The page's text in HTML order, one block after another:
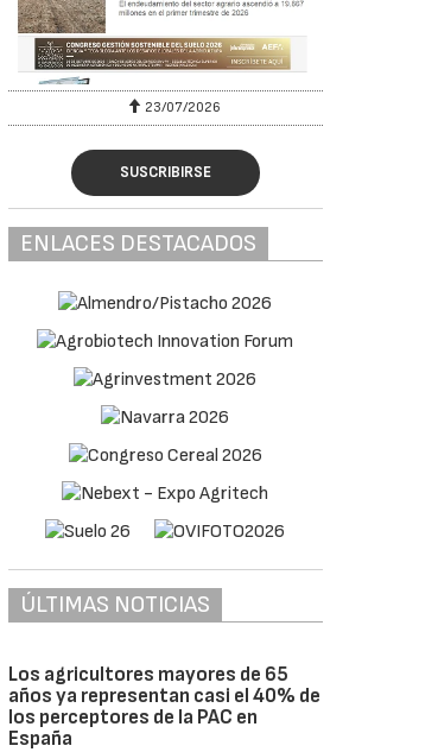
23/07/2026
SUSCRIBIRSE
ENLACES DESTACADOS
ÚLTIMAS NOTICIAS
Los agricultores mayores de 65
años ya representan casi el 40% de
los perceptores de la PAC en
España